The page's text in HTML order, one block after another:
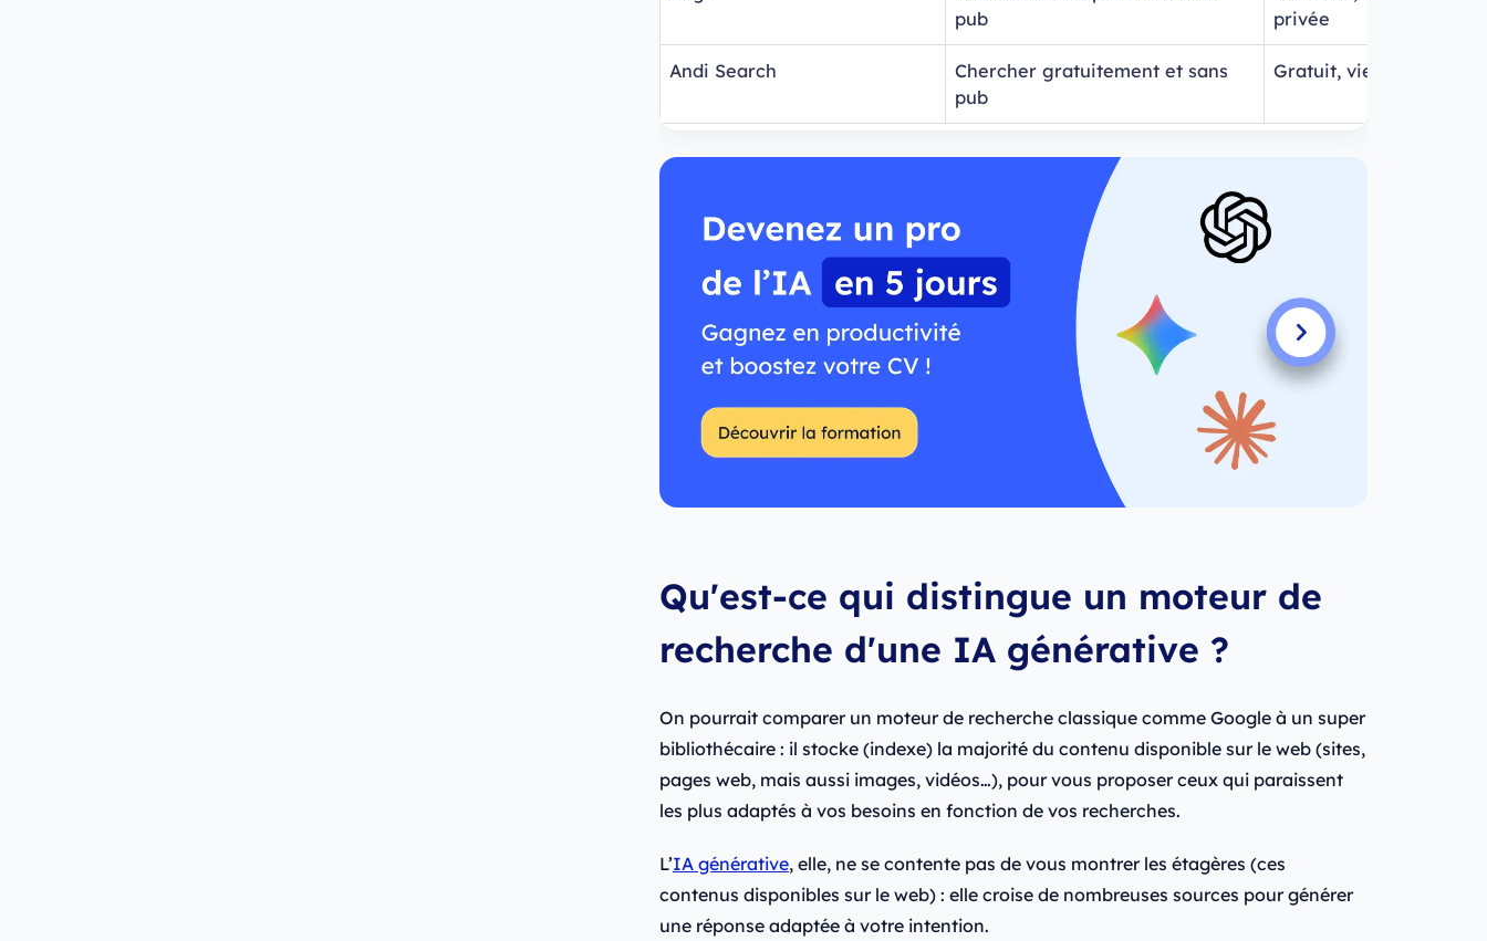
pub
privée
Andi Search
Chercher gratuitement et sans
pub
Gratuit, vie privée
Qu'est-ce qui distingue un moteur de
recherche d'une IA générative ?
On pourrait comparer un moteur de recherche classique comme Google à un super
bibliothécaire : il stocke (indexe) la majorité du contenu disponible sur le web (sites,
pages web, mais aussi images, vidéos…), pour vous proposer ceux qui paraissent
les plus adaptés à vos besoins en fonction de vos recherches.
L’IA générative, elle, ne se contente pas de vous montrer les étagères (ces
contenus disponibles sur le web) : elle croise de nombreuses sources pour générer
une réponse adaptée à votre intention.